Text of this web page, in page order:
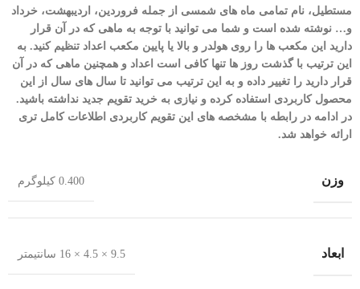
مستطیل، نام تمامی ماه های شمسی از جمله فروردین، اردیبهشت، خرداد
و… نوشته شده است و شما می توانید با توجه به ماهی که در آن قرار
دارید این مکعب ها را روی هولدر و بالا یا پایین مکعب اعداد تنظیم کنید. به
این ترتیب با گذشت روز ها تنها کافی است اعداد و همچنین ماهی که در آن
قرار دارید را تغییر داده و به این ترتیب می توانید تا سال های سال از این
محصول کاربردی استفاده کرده و نیازی به خرید تقویم جدید نداشته باشید.
در ادامه در رابطه با مشخصه های این تقویم کاربردی اطلاعات کامل‌ تری
ارائه خواهد شد.
وزن 0.400 کیلوگرم
ابعاد 9.5 × 4.5 × 16 سانتیمتر